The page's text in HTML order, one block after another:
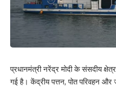
प्रधानमंत्री नरेंद्र मोदी के संसदीय
गई है। केंद्रीय पत्तन, पोत परिवहन और